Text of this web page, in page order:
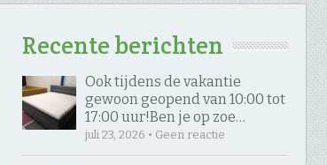
Recente berichten
Ook tijdens de vakantie
gewoon geopend van 10:00 tot
17:00 uur! ​Ben je op zoe…
juli 23, 2026 • Geen reactie